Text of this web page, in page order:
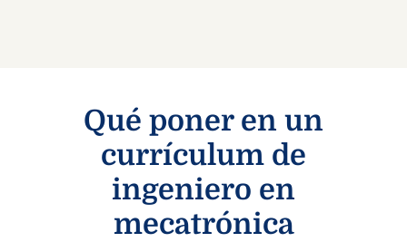
Qué poner en un
currículum de
ingeniero en
mecatrónica